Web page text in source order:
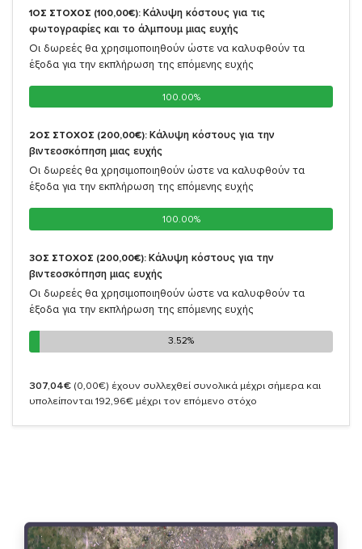
1ΟΣ ΣΤΟΧΟΣ (100,00€): Κάλυψη κόστους για τις
φωτογραφίες και το άλμπουμ μιας ευχής
Οι δωρεές θα χρησιμοποιηθούν ώστε να καλυφθούν τα
έξοδα για την εκπλήρωση της επόμενης ευχής
100.00%
100.00%
2ΟΣ ΣΤΟΧΟΣ (200,00€): Κάλυψη κόστους για την
βιντεοσκόπηση μιας ευχής
Οι δωρεές θα χρησιμοποιηθούν ώστε να καλυφθούν τα
έξοδα για την εκπλήρωση της επόμενης ευχής
100.00%
100.00%
3ΟΣ ΣΤΟΧΟΣ (200,00€): Κάλυψη κόστους για την
βιντεοσκόπηση μιας ευχής
Οι δωρεές θα χρησιμοποιηθούν ώστε να καλυφθούν τα
έξοδα για την εκπλήρωση της επόμενης ευχής
3.52%
3.52%
307,04€ (0,00€) έχουν συλλεχθεί συνολικά μέχρι σήμερα και
υπολείπονται 192,96€ μέχρι τον επόμενο στόχο